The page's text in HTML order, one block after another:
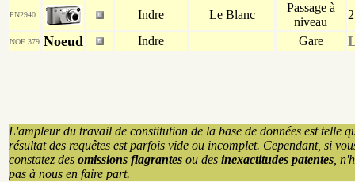
PN2940 Indre Le Blanc
Passage à
niveau
NOE 379 Noeud Indre Gare
L'ampleur du travail de constitution de la base de données est telle
résultat des requêtes est parfois vide ou incomplet. Cependant, si
constatez des omissions flagrantes ou des inexactitudes patentes ,
pas à nous en faire part.